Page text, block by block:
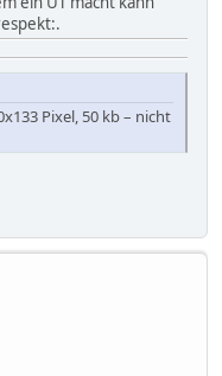
Pixel, 50 kb – nicht